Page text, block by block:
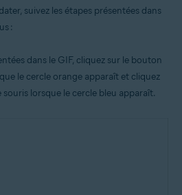
suivez les étapes présentées dans
:
dans le GIF, cliquez sur le bouton
le cercle orange apparaît et cliquez
lorsque le cercle bleu apparaît.